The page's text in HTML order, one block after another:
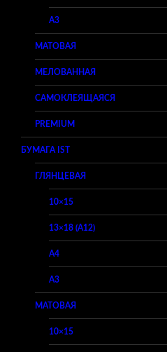
A3
МАТОВАЯ
МЕЛОВАННАЯ
САМОКЛЕЯЩАЯСЯ
PREMIUM
БУМАГА IST
ГЛЯНЦЕВАЯ
10×15
13×18 (A12)
A4
A3
МАТОВАЯ
10×15